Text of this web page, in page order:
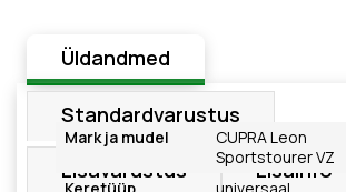
Üldandmed
Standardvarustus
Lisavarustus Lisainfo
Mark ja mudel
CUPRA Leon
Sportstourer VZ